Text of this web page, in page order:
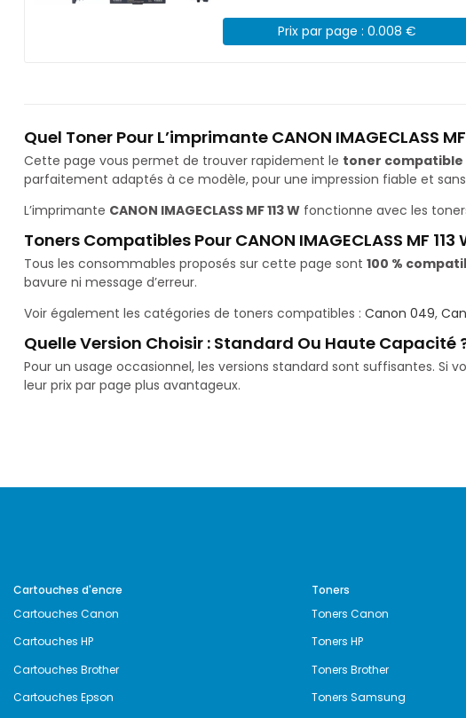
Prix par page : 0.008 €
Quel Toner Pour L’imprimante CANON IMAGECLASS MF
Cette page vous permet de trouver rapidement le toner compatible
parfaitement adaptés à ce modèle, pour une impression fiable et
L’imprimante CANON IMAGECLASS MF 113 W fonctionne avec les
Toners Compatibles Pour CANON IMAGECLASS MF 113
Tous les consommables proposés sur cette page sont 100 %
bavure ni message d’erreur.
Voir également les catégories de toners compatibles : Canon 049,
Quelle Version Choisir : Standard Ou Haute Capacité
Pour un usage occasionnel, les versions standard sont suffisantes.
leur prix par page plus avantageux.
Cartouches d'encre
Cartouches Canon
Cartouches HP
Cartouches Brother
Cartouches Epson
Toners
Toners Canon
Toners HP
Toners Brother
Toners Samsung